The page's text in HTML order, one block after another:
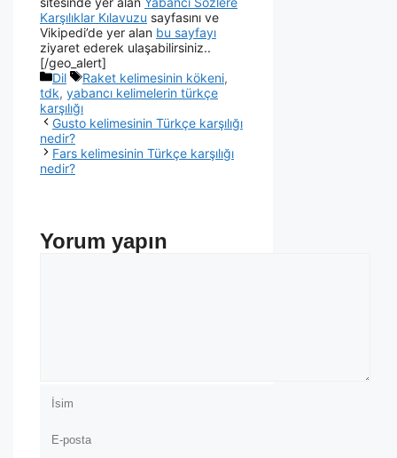
Karşılıklar Kılavuzu sayfasını ve
Vikipedi’de yer alan bu sayfayı
ziyaret ederek ulaşabilirsiniz..
[/geo_alert]
Dil
Raket kelimesinin kökeni,
tdk, yabancı kelimelerin türkçe
karşılığı
Gusto kelimesinin Türkçe karşılığı
nedir?
Fars kelimesinin Türkçe karşılığı
nedir?
Yorum yapın